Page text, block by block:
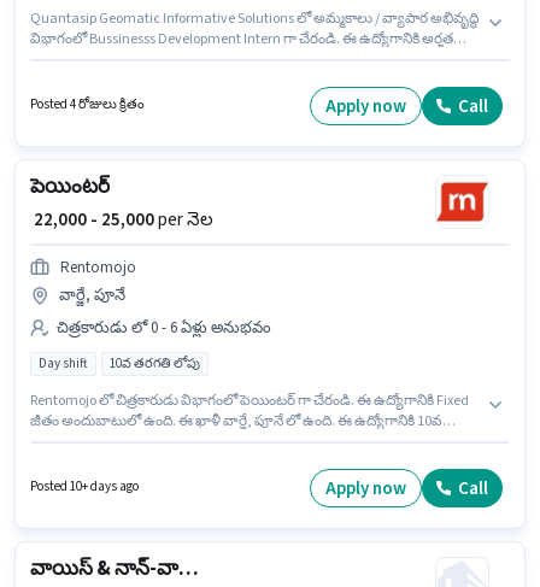
Quantasip Geomatic Informative Solutions లో అమ్మకాలు / వ్యాపార అభివృద్ధి
విభాగంలో Bussinesss Development Intern గా చేరండి. ఈ ఉద్యోగానికి అర్హత
ఇవ్వబడుతుంది. ఈ ఉద్యోగానికి అభ్యర్థులు తప్పనిసరిగా గ్రాడ్యుయేట్ డిగ్రీ/సర్టిఫికెట్
కలిగి ఉండాలి. ఈ ఉద్యోగం 0 - 6 నెలలు సంవత్సరాల అనుభవం ఉన్న వారికి కోసం
Posted 4 రోజులు క్రితం Apply now Call
పెయింటర్
₹ 22,000 - 25,000per నెల
Rentomojo
వార్జే, పూనే
చిత్రకారుడు లో 0 - 6 ఏళ్లు అనుభవం
Day shift 10వ తరగతి లోపు
Rentomojo లో చిత్రకారుడు విభాగంలో పెయింటర్ గా చేరండి. ఈ ఉద్యోగానికి Fixed
జీతం అందుబాటులో ఉంది. ఈ ఖాళీ వార్జే, పూనే లో ఉంది. ఈ ఉద్యోగానికి 10వ
₹25000 వరకు సంపాదించవచ్చు. ఇది Full Time ఉద్యోగం, ఇందులో DAY shift
Posted 10+ days ago Apply now Call
వాయిస్ & నాన్-వాయిస్ కాల్ సెంటర్ ఏజెంట్